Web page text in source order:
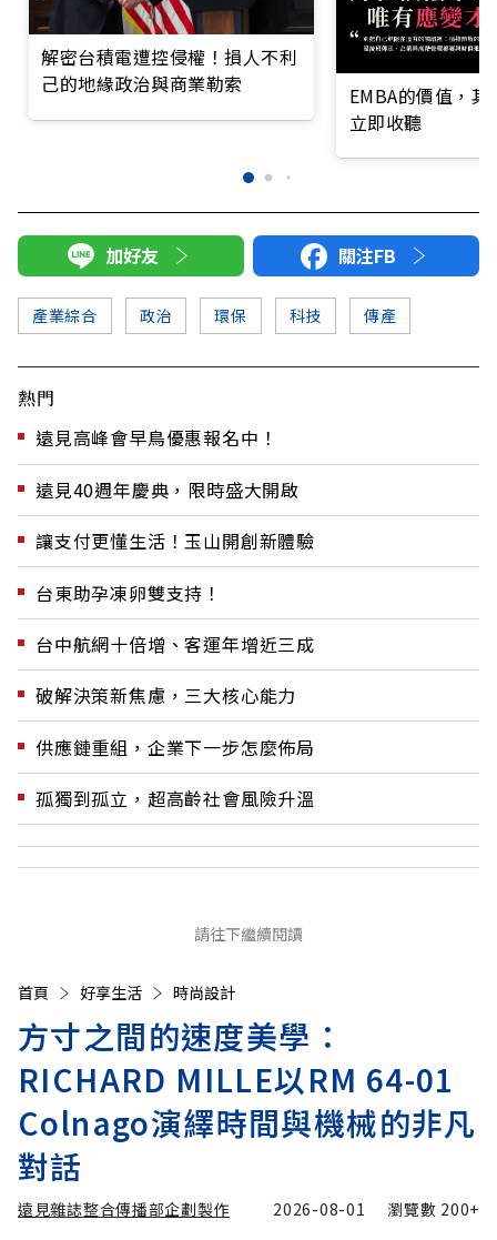
解密台積電遭控侵權！損人不利
己的地緣政治與商業勒索
EMBA的價值，
立即收聽
加好友 關注FB
產業綜合 政治 環保 科技 傳產
熱門
遠見高峰會早鳥優惠報名中！
遠見40週年慶典，限時盛大開啟
讓支付更懂生活！玉山開創新體驗
台東助孕凍卵雙支持！
台中航網十倍增、客運年增近三成
破解決策新焦慮，三大核心能力
供應鏈重組，企業下一步怎麼佈局
孤獨到孤立，超高齡社會風險升溫
請往下繼續閱讀
首頁 好享生活 時尚設計
方寸之間的速度美學：
RICHARD MILLE以RM 64-01
Colnago演繹時間與機械的非凡
對話
遠見雜誌整合傳播部企劃製作 2026-08-01 瀏覽數 200+